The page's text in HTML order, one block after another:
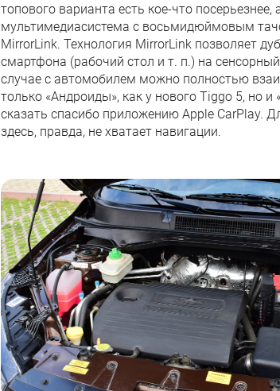
топового варианта есть кое-что
мультимедиасистема с восьмидюймовым
MirrorLink. Технология MirrorLink позволяет
смартфона (рабочий стол и т. п.) на
случае с автомобилем можно полностью
только «Андроиды», как у нового Tiggo 5, но и
сказать спасибо приложению Apple CarPlay.
здесь, правда, не хватает навигации.